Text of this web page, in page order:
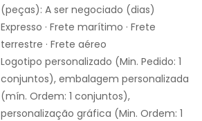
(peças): A ser negociado (dias)
Expresso · Frete marítimo · Frete
terrestre · Frete aéreo
Logotipo personalizado (Min. Pedido: 1
conjuntos), embalagem personalizada
(mín. Ordem: 1 conjuntos),
personalização gráfica (Min. Ordem: 1